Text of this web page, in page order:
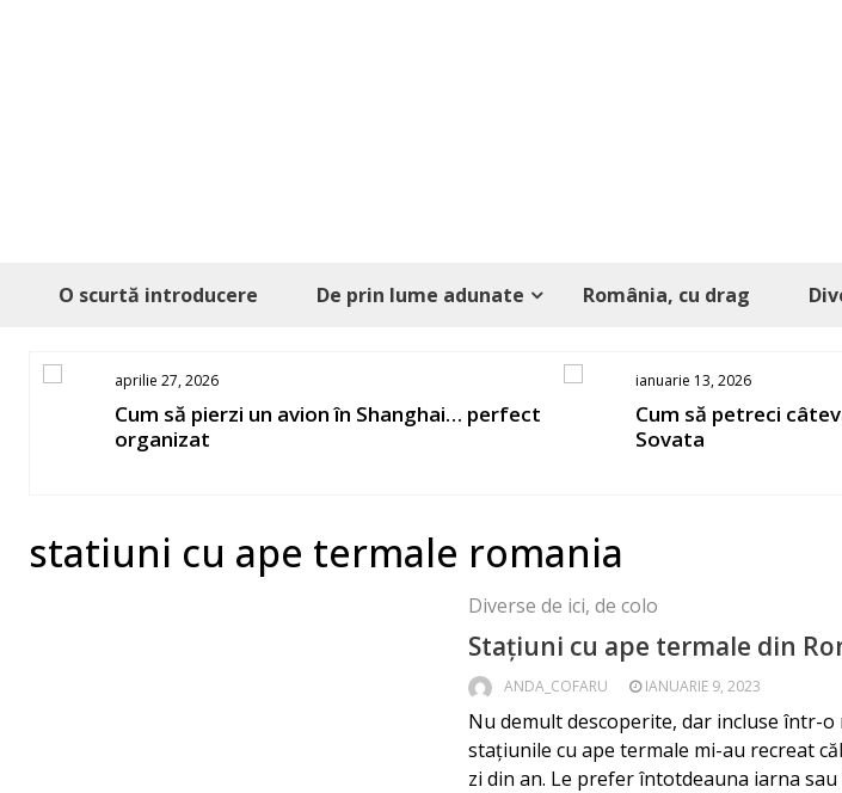
O scurtă introducere De prin lume adunate România, cu drag
aprilie 27, 2026
Cum să pierzi un avion în Shanghai… perfect
organizat
ianuarie 13, 2026
Cum să petreci
Sovata
statiuni cu ape termale romania
Diverse de ici, de colo
Stațiuni cu ape termale din
ANDA_COFARU IANUARIE 9, 2023
Nu demult descoperite, dar incluse într-
stațiunile cu ape termale mi-au recreat
zi din an. Le prefer întotdeauna iarna